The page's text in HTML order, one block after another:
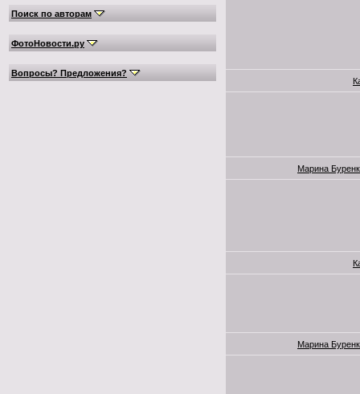
Поиск по авторам
ФотоНовости.ру
Вопросы? Предложения?
Марина
Марина